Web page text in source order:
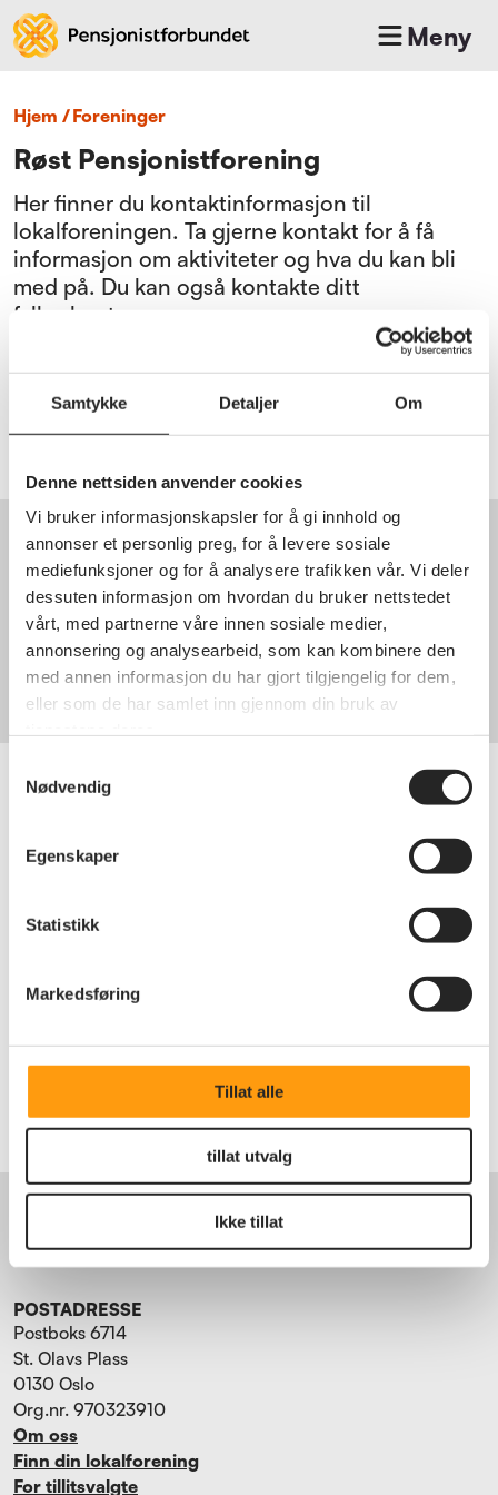
Samtykke Detaljer Om
Denne nettsiden anvender cookies
Vi bruker informasjonskapsler for å gi innhold og
annonser et personlig preg, for å levere sosiale
mediefunksjoner og for å analysere trafikken vår. Vi deler
dessuten informasjon om hvordan du bruker nettstedet
vårt, med partnerne våre innen sosiale medier,
annonsering og analysearbeid, som kan kombinere den
med annen informasjon du har gjort tilgjengelig for dem,
eller som de har samlet inn gjennom din bruk av
Nødvendig
Egenskaper
Statistikk
Markedsføring
Tillat alle
tillat utvalg
Ikke tillat
Meny
Hjem / foreninger
Røst Pensjonistforening
Her finner du kontaktinformasjon til
lokalforeningen. Ta gjerne kontakt for å få
informasjon om aktiviteter og hva du kan bli
med på. Du kan også kontakte ditt
fylkeskontor.
Bli medlem
Gå til medlemsfordeler
Kontakt oss
Styret
Tor Arne Andreassen
90166236
t-arna@outlook.com
Organisasjonsnummer
911855607
Bli medlem i
pensjonistforbundet
Bli medlem hos oss og få tilgang til
lokale aktiviteter og arrangementer.
Logg inn Bli medlem
BESØKSADRESSE
POSTADRESSE
Postboks 6714
St. Olavs Plass
0130 Oslo
Org.nr. 970323910
Om oss
Finn din lokalforening
For tillitsvalgte